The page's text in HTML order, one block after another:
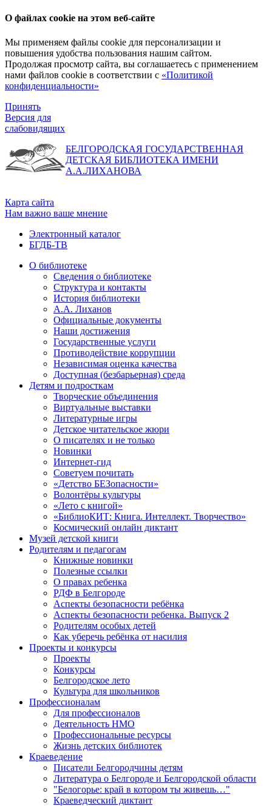
О файлах cookie на этом веб-сайте
Мы применяем файлы cookie для персонализации и
повышения удобства пользования нашим сайтом.
Продолжая просмотр сайта, вы соглашаетесь с применением
нами файлов cookie в соответствии с «Политикой
конфиденциальности»
Принять
Версия для
слабовидящих
БЕЛГОРОДСКАЯ ГОСУДАРСТВЕННАЯ
ДЕТСКАЯ БИБЛИОТЕКА ИМЕНИ
А.А.ЛИХАНОВА
Карта сайта
Нам важно ваше мнение
Электронный каталог
БГДБ-ТВ
О библиотеке
Сведения о библиотеке
Структура и контакты
История библиотеки
А.А. Лиханов
Официальные документы
Наши достижения
Государственные услуги
Противодействие коррупции
Независимая оценка качества
Доступная (безбарьерная) среда
Детям и подросткам
Творческие объединения
Виртуальные выставки
Литературные игры
Детское читательское жюри
О писателях и не только
Новинки
Интернет-гид
Советуем почитать
«Детство БЕЗопасности»
Волонтёры культуры
«Лето с книгой»
«БиблиоКИТ: Книга. Интеллект. Творчество»
Космический онлайн диктант
Музей детской книги
Родителям и педагогам
Книжные новинки
Полезные ссылки
О правах ребенка
РДФ в Белгороде
Аспекты безопасности ребёнка
Аспекты безопасности ребенка. Выпуск 2
Родителям особых детей
Как уберечь ребёнка от насилия
Проекты и конкурсы
Проекты
Конкурсы
Белгородское лето
Культура для школьников
Профессионалам
Для профессионалов
Деятельность НМО
Профессиональные ресурсы
Жизнь детских библиотек
Краеведение
Писатели Белгородчины детям
Литература о Белгороде и Белгородской области
"Белогорье: край в котором ты живешь…"
Краеведческий диктант